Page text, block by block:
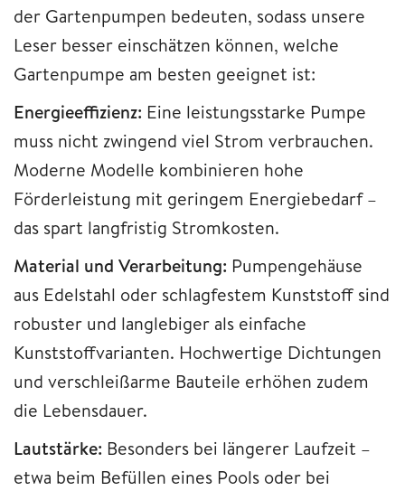
der Gartenpumpen bedeuten, sodass unsere
Leser besser einschätzen können, welche
Gartenpumpe am besten geeignet ist:
Energieeffizienz: Eine leistungsstarke Pumpe
muss nicht zwingend viel Strom verbrauchen.
Moderne Modelle kombinieren hohe
Förderleistung mit geringem Energiebedarf –
das spart langfristig Stromkosten.
Material und Verarbeitung: Pumpengehäuse
aus Edelstahl oder schlagfestem Kunststoff sind
robuster und langlebiger als einfache
Kunststoffvarianten. Hochwertige Dichtungen
und verschleißarme Bauteile erhöhen zudem
die Lebensdauer.
Lautstärke: Besonders bei längerer Laufzeit –
etwa beim Befüllen eines Pools oder bei